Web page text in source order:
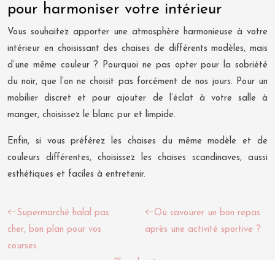
pour harmoniser votre intérieur
Vous souhaitez apporter une atmosphère harmonieuse à votre
intérieur en choisissant des chaises de différents modèles, mais
d’une même couleur ? Pourquoi ne pas opter pour la sobriété
du noir, que l’on ne choisit pas forcément de nos jours. Pour un
mobilier discret et pour ajouter de l’éclat à votre salle à
manger, choisissez le blanc pur et limpide.
Enfin, si vous préférez les chaises du même modèle et de
couleurs différentes, choisissez les chaises scandinaves, aussi
esthétiques et faciles à entretenir.
Supermarché halal pas
cher, bon plan pour vos
courses
Où savourer un bon repas
après une activité sportive ?